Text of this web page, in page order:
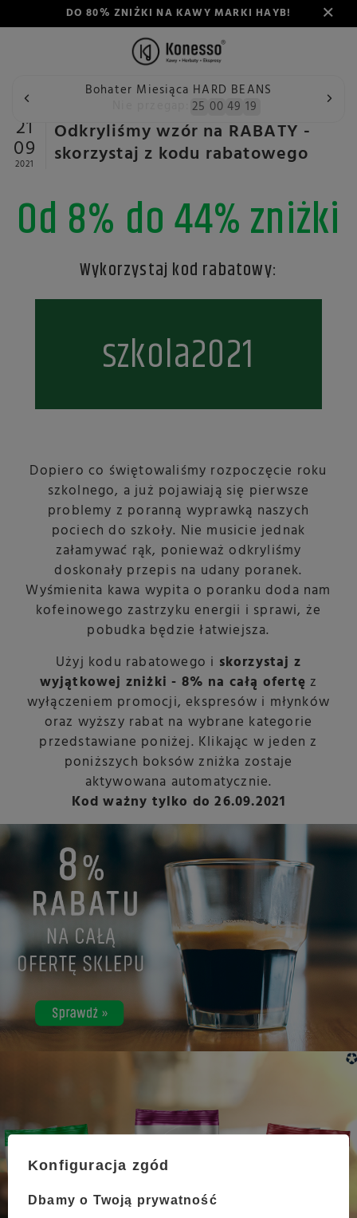
DO 80% ZNIŻKI NA KAWY MARKI HAYB!
Bohater Miesiąca HARD BEANS
25 00 49 19
Wstecz Konesso Aktualności Odkryliśmy wzór na
21
09
2021
Odkryliśmy wzór na RABATY -
skorzystaj z kodu rabatowego
Od 8% do 44% zniżki
Wykorzystaj kod rabatowy:
szkola2021
Dopiero co świętowaliśmy rozpoczęcie roku
szkolnego, a już pojawiają się pierwsze
problemy z poranną wyprawką naszych
pociech do szkoły. Nie musicie jednak
załamywać rąk, ponieważ odkryliśmy
doskonały przepis na udany poranek.
Wyśmienita kawa wypita o poranku doda nam
kofeinowego zastrzyku energii i sprawi, że
pobudka będzie łatwiejsza.
Użyj kodu rabatowego i skorzystaj z
wyjątkowej zniżki - 8% na całą ofertęz
wyłączeniem promocji, ekspresów i młynków
oraz wyższy rabat na wybrane kategorie
przedstawiane poniżej. Klikając w jeden z
poniższych boksów zniżka zostaje
aktywowana automatycznie.
Kod ważny tylko do 26.09.2021
Konfiguracja zgód
Dbamy o Twoją prywatność